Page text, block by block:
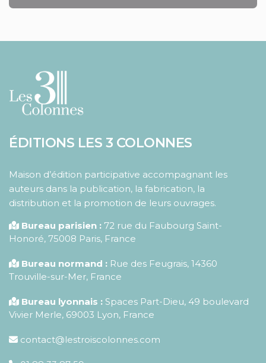
ÉDITIONS LES 3 COLONNES
Maison d’édition participative accompagnant les
auteurs dans la publication, la fabrication, la
distribution et la promotion de leurs ouvrages.
Bureau parisien : 72 rue du Faubourg Saint-
Honoré, 75008 Paris, France
Bureau normand : Rue des Feugrais, 14360
Trouville-sur-Mer, France
Bureau lyonnais : Spaces Part-Dieu, 49 boulevard
Vivier Merle, 69003 Lyon, France
contact@lestroiscolonnes.com